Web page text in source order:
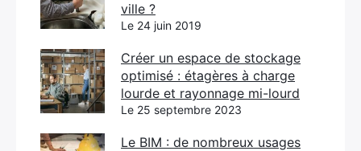
ville ?
Le 24 juin 2019
Créer un espace de stockage
optimisé : étagères à charge
lourde et rayonnage mi-lourd
Le 25 septembre 2023
Le BIM : de nombreux usages